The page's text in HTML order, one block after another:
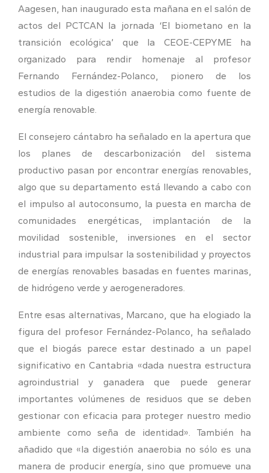
Aagesen, han inaugurado esta mañana en el salón de
actos del PCTCAN la jornada ‘El biometano en la
transición ecológica’ que la CEOE-CEPYME ha
organizado para rendir homenaje al profesor
Fernando Fernández-Polanco, pionero de los
estudios de la digestión anaerobia como fuente de
energía renovable.
El consejero cántabro ha señalado en la apertura que
los planes de descarbonización del sistema
productivo pasan por encontrar energías renovables,
algo que su departamento está llevando a cabo con
el impulso al autoconsumo, la puesta en marcha de
comunidades energéticas, implantación de la
movilidad sostenible, inversiones en el sector
industrial para impulsar la sostenibilidad y proyectos
de energías renovables basadas en fuentes marinas,
de hidrógeno verde y aerogeneradores.
Entre esas alternativas, Marcano, que ha elogiado la
figura del profesor Fernández-Polanco, ha señalado
que el biogás parece estar destinado a un papel
significativo en Cantabria «dada nuestra estructura
agroindustrial y ganadera que puede generar
importantes volúmenes de residuos que se deben
gestionar con eficacia para proteger nuestro medio
ambiente como seña de identidad». También ha
añadido que «la digestión anaerobia no sólo es una
manera de producir energía, sino que promueve una